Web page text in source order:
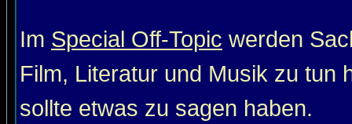
Im Special Off-Topic werden
Film, Literatur und Musik zu tun
sollte etwas zu sagen haben.